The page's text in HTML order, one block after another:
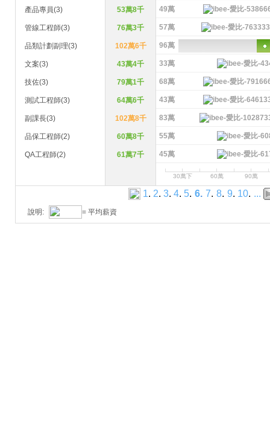
產品專員(3) 53萬8千 49萬
管線工程師(3) 76萬3千 57萬
品類計劃副理(3) 102萬6千 96萬
文案(3) 43萬4千 33萬
技佐(3) 79萬1千 68萬
測試工程師(3) 64萬6千 43萬
副課長(3) 102萬8千 83萬
品保工程師(2) 60萬8千 55萬
QA工程師(2) 61萬7千 45萬
30萬下 60萬 90萬
1. 2. 3. 4. 5. 6. 7. 8. 9. 10. ...
說明: = 平均薪資